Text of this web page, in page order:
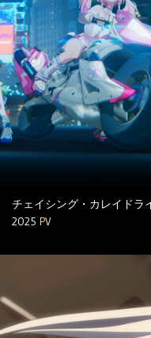
チェイシング・カレイドラ
2025 PV